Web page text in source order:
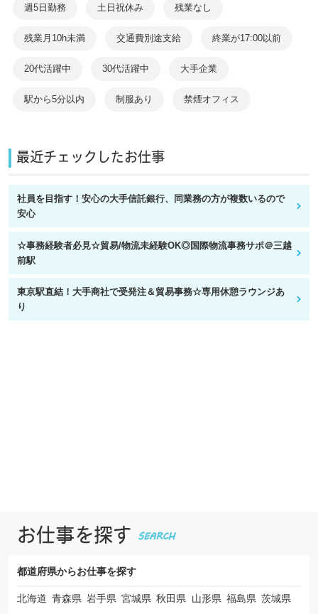
週5日勤務 土日祝休み 残業なし
残業月10h未満 交通費別途支給 終業が17:00以前
20代活躍中 30代活躍中 大手企業
駅から5分以内 制服あり 禁煙オフィス
最近チェックしたお仕事
社員を目指す！安心の大手信託銀行、同業務の方が複数いるので
安心
☆事務経験者必見☆貿易/物流未経験OK◎国際物流事務サポ＠三越
前駅
東京駅直結！大手商社で受発注＆貿易事務☆専用休憩ラウンジあ
り
お仕事を探す
都道府県からお仕事を探す
北海道 青森県 岩手県 宮城県 秋田県 山形県 福島県 茨城県